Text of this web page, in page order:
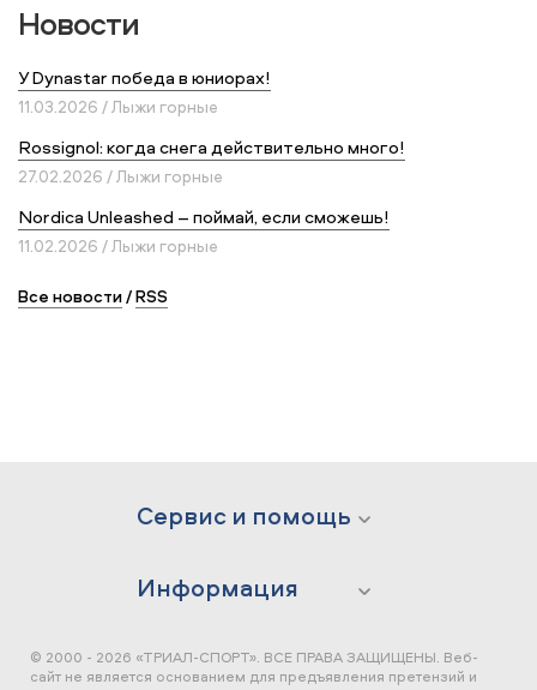
Новости
У Dynastar победа в юниорах!
11.03.2026 / Лыжи горные
Rossignol: когда снега действительно много!
27.02.2026 / Лыжи горные
Nordica Unleashed – поймай, если сможешь!
11.02.2026 / Лыжи горные
Все новости/RSS
Сервис и помощь
Информация
© 2000 - 2026 «ТРИАЛ-СПОРТ». ВСЕ ПРАВА ЗАЩИЩЕНЫ. Веб-
сайт не является основанием для предъявления претензий и